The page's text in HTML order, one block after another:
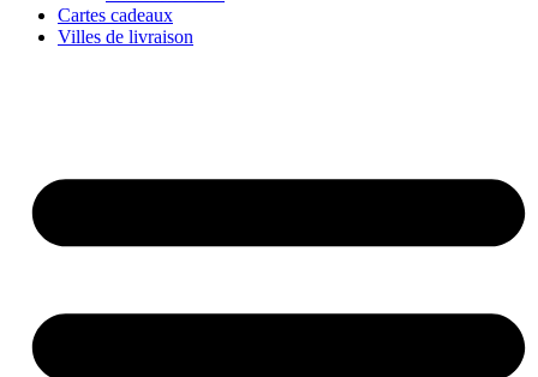
Cartes cadeaux
Villes de livraison